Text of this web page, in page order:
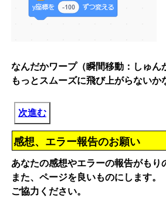
なんだかワープ（瞬間移動：しゅん
もっとスムーズに飛び上がらないか
次進む
感想、エラー報告のお願い
あなたの感想やエラーの報告がもり
また、ページを良いものにします。
ご協力ください。